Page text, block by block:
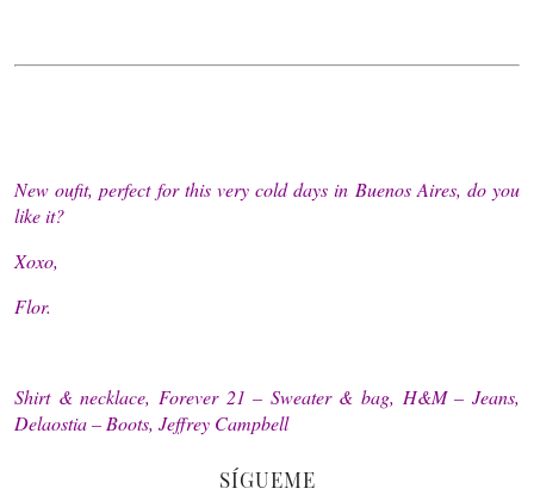
New oufit, perfect for this very cold days in Buenos Aires, do you
like it?
Xoxo,
Flor.
Shirt & necklace, Forever 21 – Sweater & bag, H&M – Jeans,
Delaostia – Boots, Jeffrey Campbell
SÍGUEME